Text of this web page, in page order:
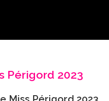
Périgord 2023